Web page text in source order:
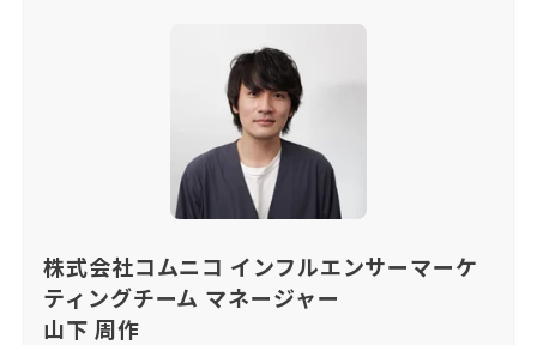
株式会社コムニコ インフルエンサーマーケ
ティングチーム マネージャー
山下 周作